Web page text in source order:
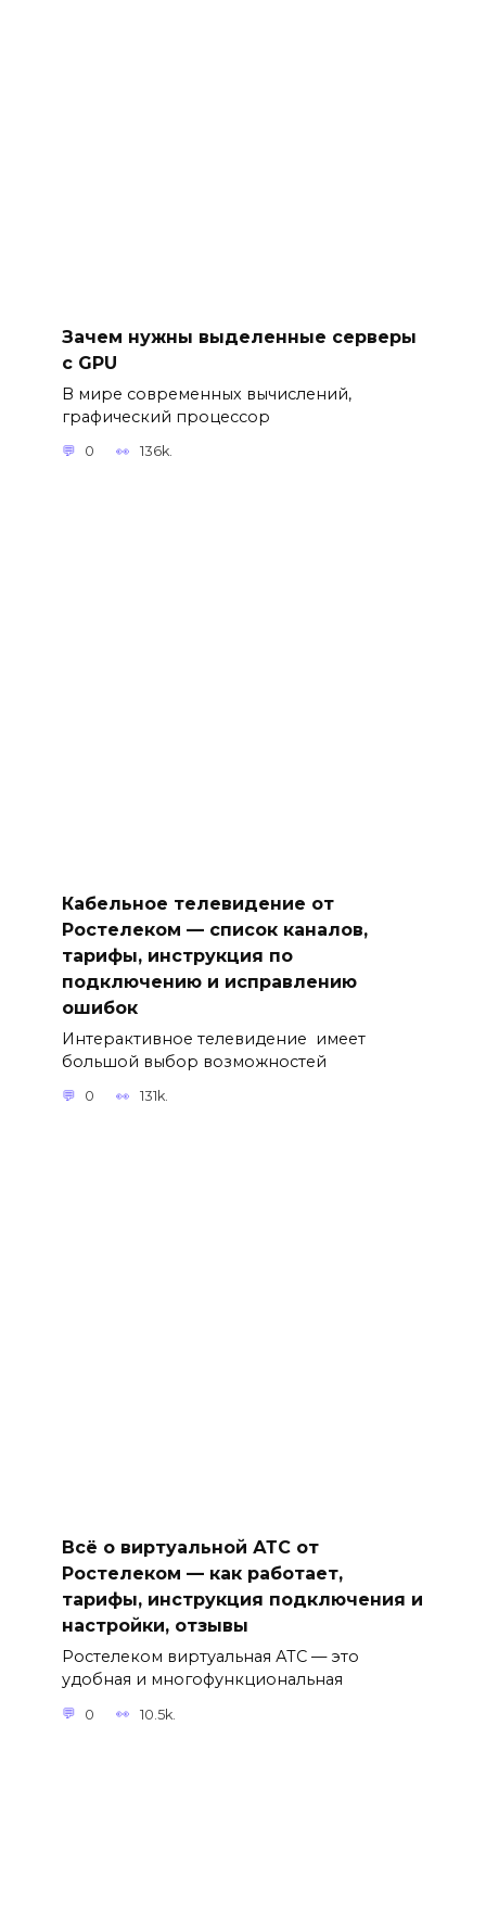
Зачем нужны выделенные серверы
с GPU
В мире современных вычислений,
графический процессор
0 136k.
Кабельное телевидение от
Ростелеком — список каналов,
тарифы, инструкция по
подключению и исправлению
ошибок
Интерактивное телевидение имеет
большой выбор возможностей
0 131k.
Всё о виртуальной АТС от
Ростелеком — как работает,
тарифы, инструкция подключения и
настройки, отзывы
Ростелеком виртуальная АТС — это
удобная и многофункциональная
0 10.5k.